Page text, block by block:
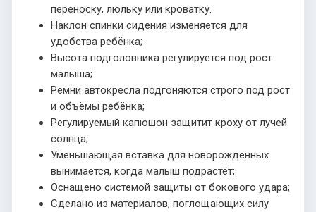
переноску, люльку или кроватку.
Наклон спинки сидения изменяется для
удобства ребёнка;
Высота подголовника регулируется под рост
малыша;
Ремни автокресла подгоняются строго под рост
и объёмы ребёнка;
Регулируемый капюшон защитит кроху от лучей
солнца;
Уменьшающая вставка для новорожденных
вынимается, когда малыш подрастёт;
Оснащено системой защиты от бокового удара;
Сделано из материалов, поглощающих силу